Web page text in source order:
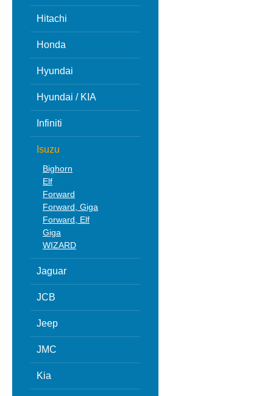
Hitachi
Honda
Hyundai
Hyundai / KIA
Infiniti
Isuzu
Bighorn
Elf
Forward
Forward, Giga
Forward, Elf
Giga
WIZARD
Jaguar
JCB
Jeep
JMC
Kia